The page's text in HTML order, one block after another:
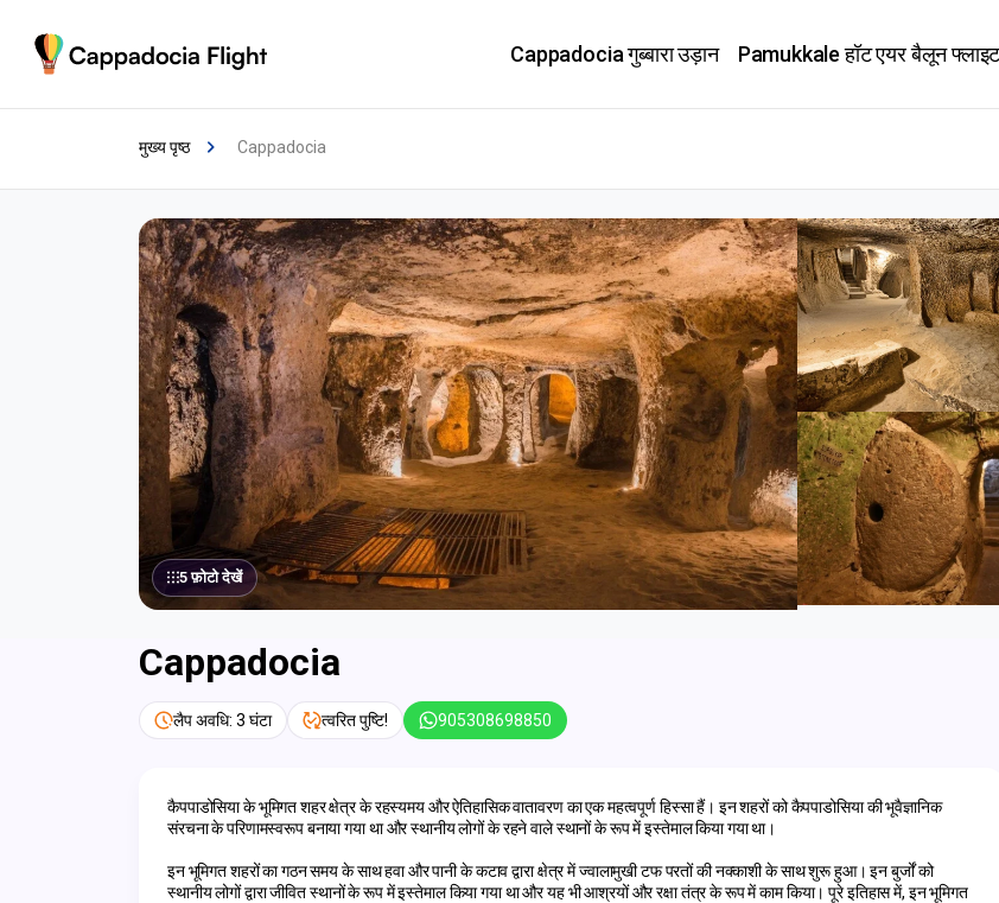
Cappadocia गुब्बारा उड़ान Pamukkale हॉट एयर बैलून
मुख्य पृष्ठ Cappadocia
5 फ़ोटो देखें
Cappadocia
लैप अवधि: 3 घंटा त्वरित पुष्टि! 905308698850
कैपपाडोसिया के भूमिगत शहर क्षेत्र के रहस्यमय और ऐतिहासिक वातावरण का एक महत्वपूर्ण हिस्सा हैं। इन शहरों को कैपपाडोसिया की भूवैज्ञानिक
संरचना के परिणामस्वरूप बनाया गया था और स्थानीय लोगों के रहने वाले स्थानों के रूप में इस्तेमाल किया गया था।
इन भूमिगत शहरों का गठन समय के साथ हवा और पानी के कटाव द्वारा क्षेत्र में ज्वालामुखी टफ परतों की नक्काशी के साथ शुरू हुआ। इन बुर्जों को
स्थानीय लोगों द्वारा जीवित स्थानों के रूप में इस्तेमाल किया गया था और यह भी आश्रयों और रक्षा तंत्र के रूप में काम किया। पूरे इतिहास में, इन भूमिगत